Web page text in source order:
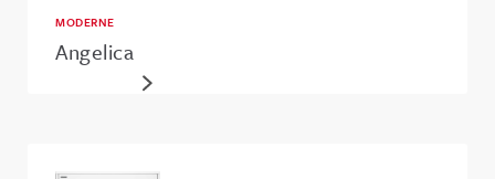
MODERNE
Angelica